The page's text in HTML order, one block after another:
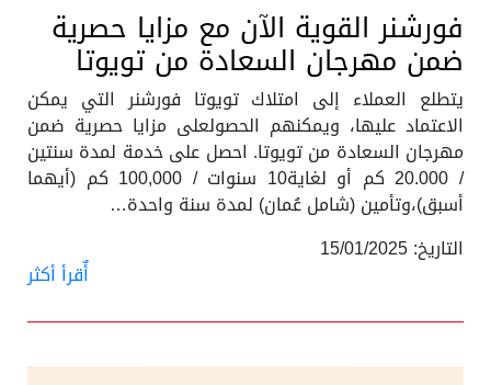
فورشنر القوية الآن مع مزايا حصرية
ضمن مهرجان السعادة من تويوتا
يتطلع العملاء إلى امتلاك تويوتا فورشنر التي يمكن
الاعتماد عليها، ويمكنهم الحصولعلى مزايا حصرية ضمن
مهرجان السعادة من تويوتا. احصل على خدمة لمدة سنتين
/ 20.000 كم أو لغاية10 سنوات / 100,000 كم (أيهما
أسبق)،وتأمين (شامل عُمان) لمدة سنة واحدة…
التاريخ: 15/01/2025
أٌقرأ أكثر